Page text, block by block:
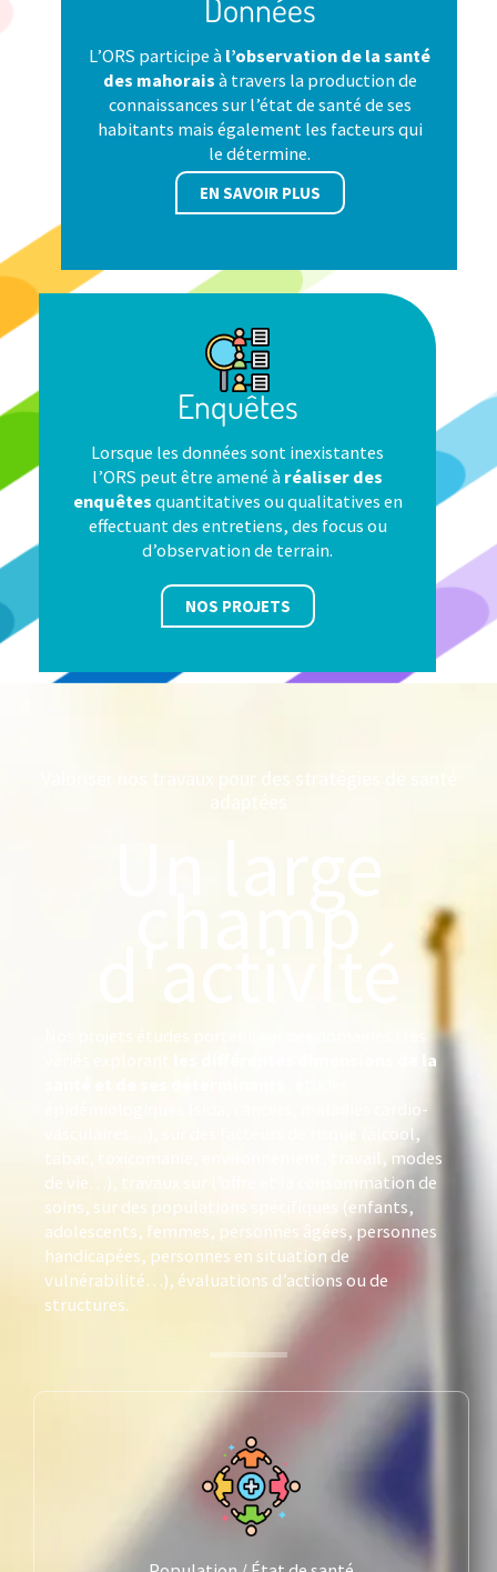
Données
L’ORS participe à l’observation de la santé
des mahorais à travers la production de
connaissances sur l’état de santé de ses
habitants mais également les facteurs qui
le détermine.
EN SAVOIR PLUS
Enquêtes
Lorsque les données sont inexistantes
l’ORS peut être amené à réaliser des
enquêtes quantitatives ou qualitatives en
effectuant des entretiens, des focus ou
d’observation de terrain.
NOS PROJETS
Valoriser nos travaux pour des stratégies de santé
Un large
champ
d'activité
Nos projets études portent sur des domaines très
les différentes dimensions de la
épidémiologiques (sida, cancers, maladies cardio-
vasculaires…), sur des facteurs de risque (alcool,
tabac, toxicomanie, environnement, travail, modes
de vie…), travaux sur l’offre et la consommation de
soins, sur des populations spécifiques (enfants,
adolescents, femmes, personnes âgées, personnes
handicapées, personnes en situation de
vulnérabilité…), évaluations d’actions ou de
structures.